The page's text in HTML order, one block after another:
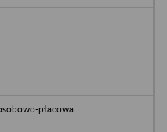
płacowa